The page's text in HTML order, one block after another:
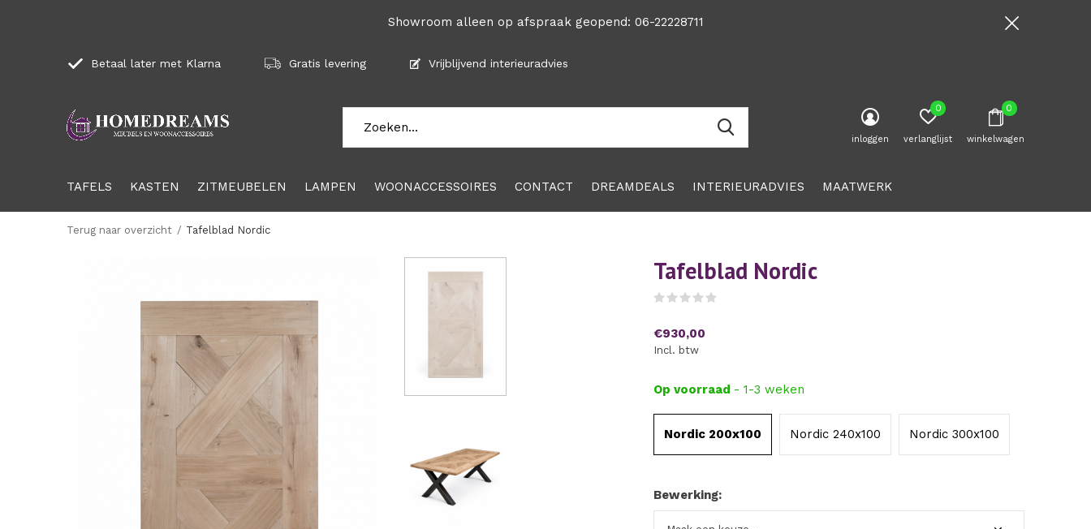
TAFELS KASTEN ZITMEUBELEN LAMPEN WOONACCESSOIRES CONTACT DREAMDEALS INTERIEURADVIES MAATWERK
inloggen verlanglijst
0
winkelwagen
0
Betaal later met Klarna Gratis levering Vrijblijvend interieuradvies
Showroom alleen op afspraak geopend: 06-22228711
Terug naar overzicht Tafelblad Nordic
Tafelblad Nordic
€930,00
Incl. btw
Op voorraad - 1-3 weken
Nordic 200x100 Nordic 240x100 Nordic 300x100
Bewerking: